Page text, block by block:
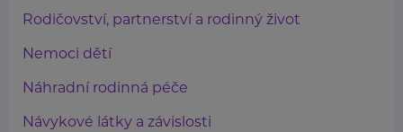
Rodičovství, partnerství a rodinný život
Nemoci dětí
Náhradní rodinná péče
Návykové látky a závislosti